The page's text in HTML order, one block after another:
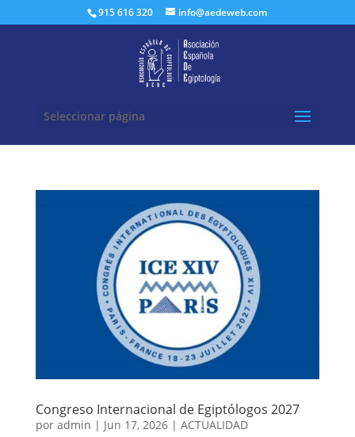
915 616 320 info@aedeweb.com
Seleccionar página
Congreso Internacional de Egiptólogos 2027
por admin | Jun 17, 2026| ACTUALIDAD